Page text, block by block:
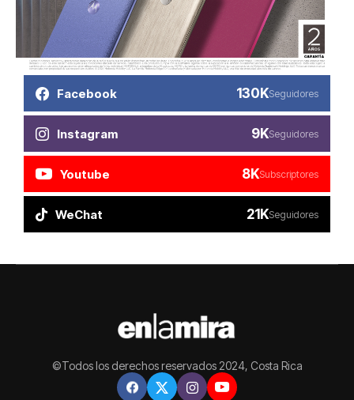
Facebook 130KSeguidores
Instagram 9KSeguidores
Youtube 8KSubscriptores
WeChat 21KSeguidores
©Todos los derechos reservados 2024, Costa Rica